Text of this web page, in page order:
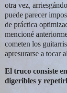
otra vez,
puede parecer
de práctica
mencioné
cometen los
apresurarse a tocar
El truco consiste
digeribles y